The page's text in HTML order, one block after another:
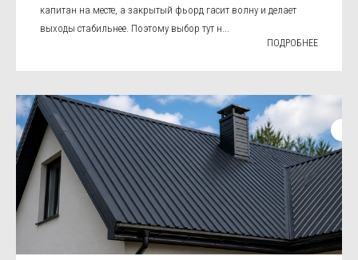
капитан на месте, а закрытый фьорд гасит волну и делает
выходы стабильнее. Поэтому выбор тут н...
ПОДРОБНЕЕ